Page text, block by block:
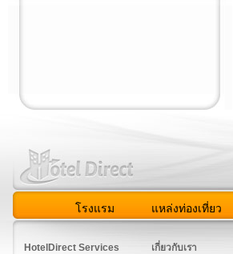
โรงแรม แหล่งท่องเที่ยว
HotelDirect Services
เกี่ยวกับเรา